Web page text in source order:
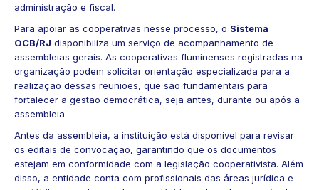
administração e fiscal.
Para apoiar as cooperativas nesse processo, o Sistema
OCB/RJ disponibiliza um serviço de acompanhamento de
assembleias gerais. As cooperativas fluminenses registradas na
organização podem solicitar orientação especializada para a
realização dessas reuniões, que são fundamentais para
fortalecer a gestão democrática, seja antes, durante ou após a
assembleia.
Antes da assembleia, a instituição está disponível para revisar
os editais de convocação, garantindo que os documentos
estejam em conformidade com a legislação cooperativista. Além
disso, a entidade conta com profissionais das áreas jurídica e